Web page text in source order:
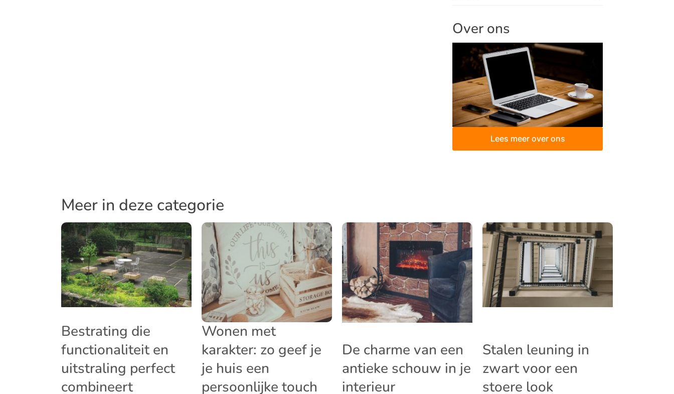
Over ons
Lees meer over ons
Meer in deze categorie
Bestrating die
functionaliteit en
uitstraling perfect
combineert
Wonen met
karakter: zo geef je
je huis een
persoonlijke touch
De charme van een
antieke schouw in je
interieur
Stalen leuning in
zwart voor een
stoere look